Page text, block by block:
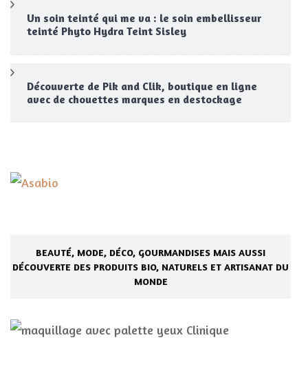
Un soin teinté qui me va : le soin embellisseur
teinté Phyto Hydra Teint Sisley
Découverte de Pik and Clik, boutique en ligne
avec de chouettes marques en destockage
BEAUTÉ, MODE, DÉCO, GOURMANDISES MAIS AUSSI
DÉCOUVERTE DES PRODUITS BIO, NATURELS ET ARTISANAT DU
MONDE